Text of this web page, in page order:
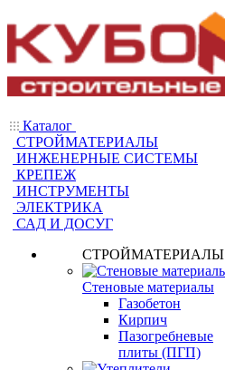
Каталог
СТРОЙМАТЕРИАЛЫ
ИНЖЕНЕРНЫЕ СИСТЕМЫ
КРЕПЕЖ
ИНСТРУМЕНТЫ
ЭЛЕКТРИКА
САД И ДОСУГ
СТРОЙМАТЕРИАЛЫ
Стеновые материалы
Газобетон
Кирпич
Пазогребневые
плиты (ПГП)